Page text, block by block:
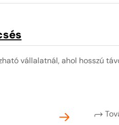
vállalatnál, ahol hosszú